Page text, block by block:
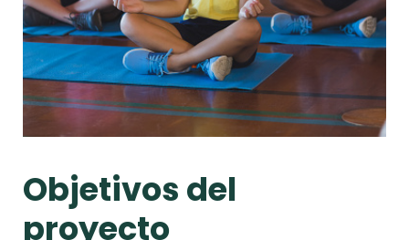
Objetivos del
proyecto